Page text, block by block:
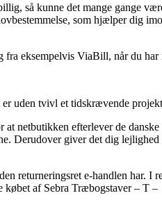
så kunne det mange gange
som hjælper dig
fra eksempelvis ViaBill, når du har
er uden tvivl et tidskrævende
netbutikken efterlever de danske
Derudover giver det dig lejlighed
returneringsret e-handlen har. I
købet af Sebra Træbogstaver – T –